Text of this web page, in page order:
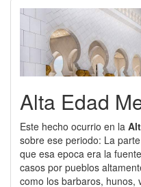
Alta Edad
Este hecho ocurrio en la
sobre ese periodo: La parte occidental del imperio romano
que esa epoca era la
casos por pueblos
como los barbaros, hunos,